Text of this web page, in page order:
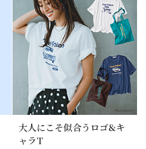
大人にこそ似合うロゴ&キ
ャラT